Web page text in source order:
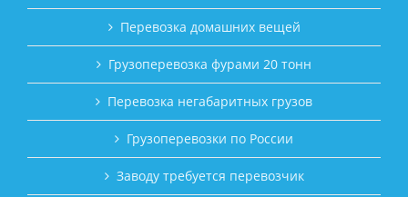
Перевозка домашних вещей
Грузоперевозка фурами 20 тонн
Перевозка негабаритных грузов
Грузоперевозки по России
Заводу требуется перевозчик